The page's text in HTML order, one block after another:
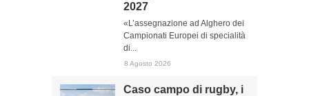
2027
«L’assegnazione ad Alghero dei
Campionati Europei di specialità
di...
8 Agosto 2026
Caso campo di rugby, i